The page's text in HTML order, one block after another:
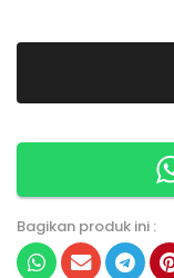
Bagikan produk ini :